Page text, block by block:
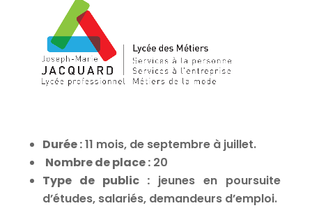
Durée :11 mois, de septembre à juillet.
Nombre de place :20
Type de public : jeunes en poursuite
d’études, salariés, demandeurs d’emploi.